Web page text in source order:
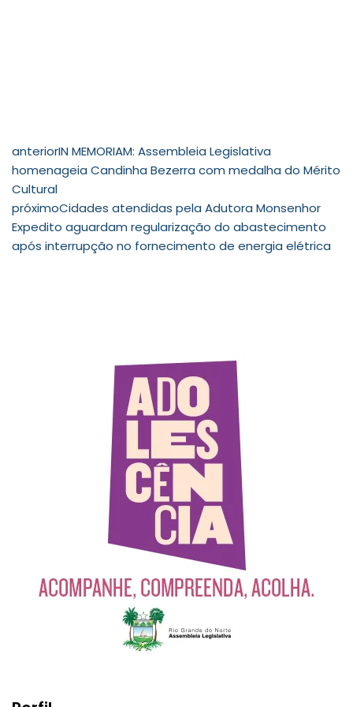
anteriorIN MEMORIAM: Assembleia Legislativa
homenageia Candinha Bezerra com medalha do Mérito
Cultural
próximoCidades atendidas pela Adutora Monsenhor
Expedito aguardam regularização do abastecimento
após interrupção no fornecimento de energia elétrica